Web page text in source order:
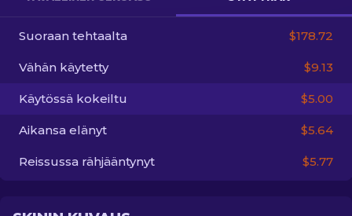
FI
Suoraan tehtaalta $178.72
Vähän käytetty $9.13
Käytössä kokeiltu $5.00
Aikansa elänyt $5.64
Reissussa rähjääntynyt $5.77